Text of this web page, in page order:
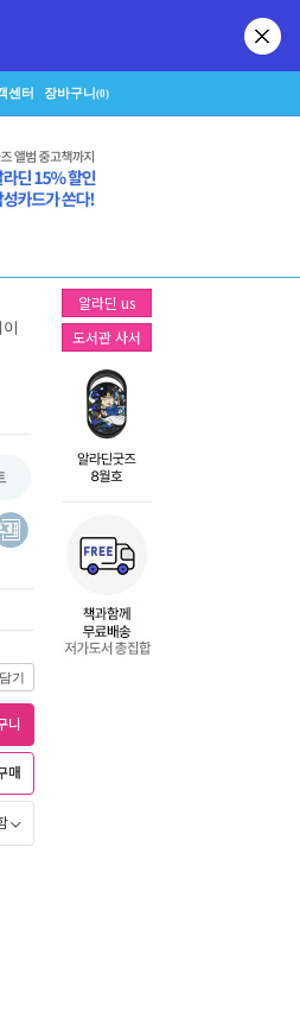
센터 장바구니(0)
알라딘 us
도서관 사서
기
니
매